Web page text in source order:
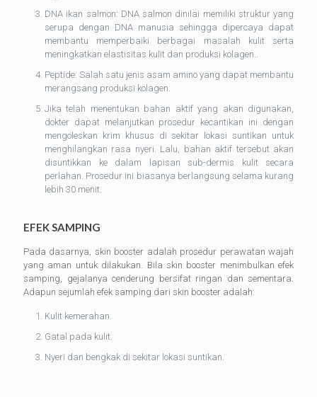
DNA ikan salmon: DNA salmon dinilai memiliki struktur yang
serupa dengan DNA manusia sehingga dipercaya dapat
membantu memperbaiki berbagai masalah kulit serta
meningkatkan elastisitas kulit dan produksi kolagen..
Peptide: Salah satu jenis asam amino yang dapat membantu
merangsang produksi kolagen.
Jika telah menentukan bahan aktif yang akan digunakan,
dokter dapat melanjutkan prosedur kecantikan ini dengan
mengoleskan krim khusus di sekitar lokasi suntikan untuk
menghilangkan rasa nyeri. Lalu, bahan aktif tersebut akan
disuntikkan ke dalam lapisan sub-dermis kulit secara
perlahan. Prosedur ini biasanya berlangsung selama kurang
lebih 30 menit.
EFEK SAMPING
Pada dasarnya, skin booster adalah prosedur perawatan wajah
yang aman untuk dilakukan. Bila skin booster menimbulkan efek
samping, gejalanya cenderung bersifat ringan dan sementara.
Adapun sejumlah efek samping dari skin booster adalah:
Kulit kemerahan.
Gatal pada kulit.
Nyeri dan bengkak di sekitar lokasi suntikan.